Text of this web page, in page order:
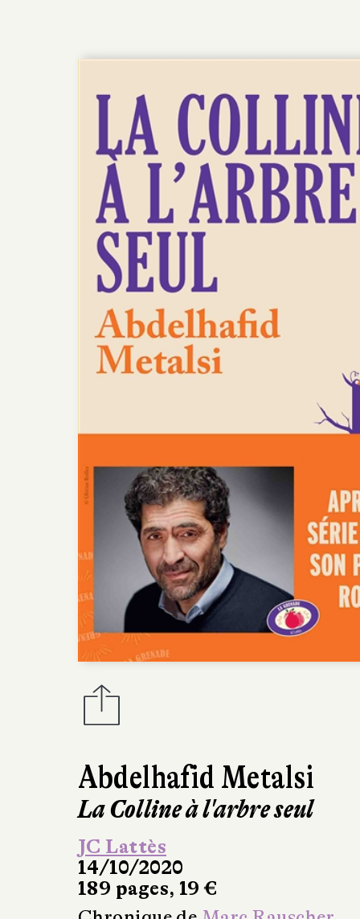
Abdelhafid Metalsi
La Colline à l'arbre seul
JC Lattès
14/10/2020
189 pages, 19 €